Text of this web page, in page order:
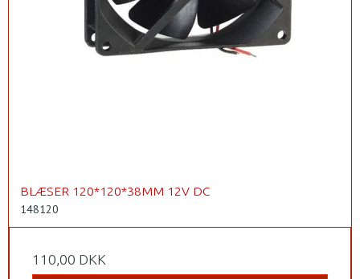
BLÆSER 120*120*38MM 12V DC
148120
110,00 DKK